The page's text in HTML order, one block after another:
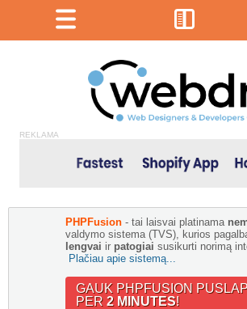
REKLAMA
PHPFusion - tai laisvai platinama
valdymo sistema (TVS), kurios
lengvai ir patogiai susikurti norimą
Plačiau apie sistemą...
GAUK PHPFUSION
PER 2 MINUTES!